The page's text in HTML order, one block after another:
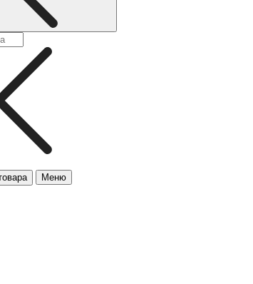
Меню